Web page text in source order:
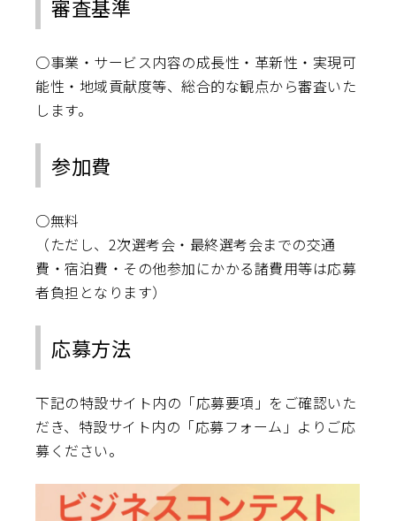
審査基準
○事業・サービス内容の成長性・革新性・実現可
能性・地域貢献度等、総合的な観点から審査いた
します。
参加費
○無料
（ただし、2次選考会・最終選考会までの交通
費・宿泊費・その他参加にかかる諸費用等は応募
者負担となります）
応募方法
下記の特設サイト内の「応募要項」をご確認いた
だき、特設サイト内の「応募フォーム」よりご応
募ください。